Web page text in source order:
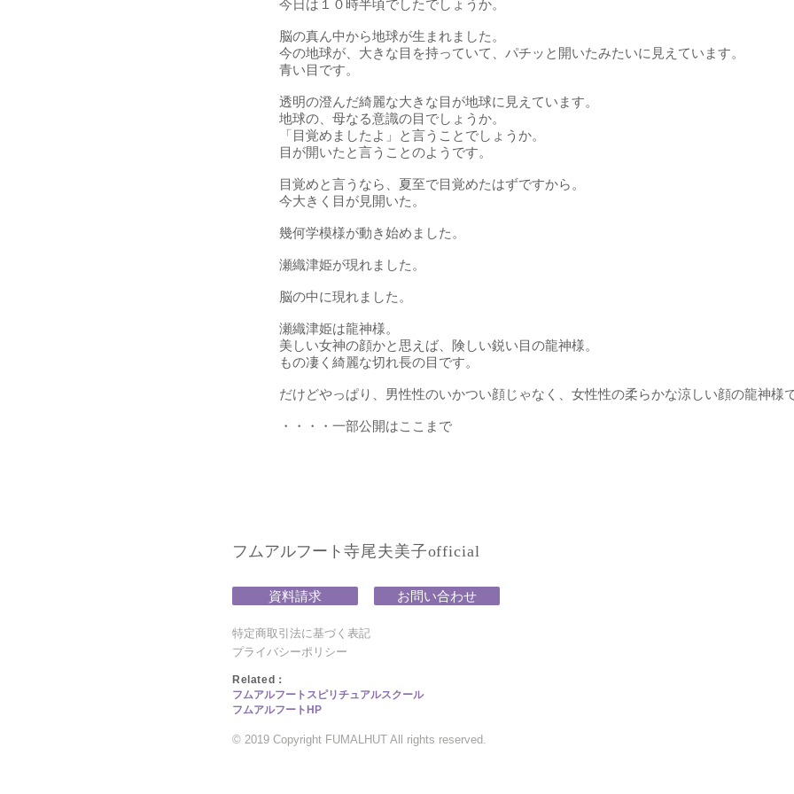
今日は１０時半頃でしたでしょうか。
脳の真ん中から地球が生まれました。
今の地球が、大きな目を持っていて、パチッと開いたみたいに見えています。
青い目です。
透明の澄んだ綺麗な大きな目が地球に見えています。
地球の、母なる意識の目でしょうか。
「目覚めましたよ」と言うことでしょうか。
目が開いたと言うことのようです。
目覚めと言うなら、夏至で目覚めたはずですから。
今大きく目が見開いた。
幾何学模様が動き始めました。
瀬織津姫が現れました。
脳の中に現れました。
瀬織津姫は龍神様。
美しい女神の顔かと思えば、険しい鋭い目の龍神様。
もの凄く綺麗な切れ長の目です。
だけどやっぱり、男性性のいかつい顔じゃなく、女性性の柔らかな涼しい顔の龍神様
・・・・一部公開はここまで
フムアルフート 寺尾夫美子official
資料請求 お問い合わせ
特定商取引法に基づく表記
プライバシーポリシー
​Related：
フムアルフートスピリチュアルスクール
フムアルフートHP
© 2019 Copyright FUMALHUT All rights reserved.